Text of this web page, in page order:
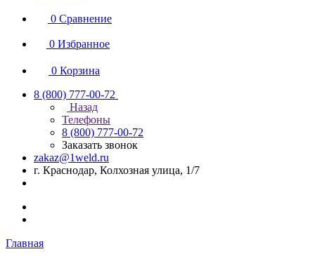
0 Сравнение
0 Избранное
0 Корзина
8 (800) 777-00-72
Назад
Телефоны
8 (800) 777-00-72
Заказать звонок
zakaz@1weld.ru
г. Краснодар, Колхозная улица, 1/7
Главная